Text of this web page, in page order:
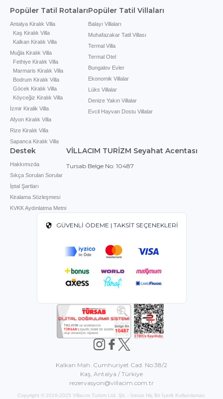
Popüler Tatil Rotaları
Antalya Kiralık Villa
Kaş Kiralık Villa
Kalkan Kiralık Villa
Muğla Kiralık Villa
Fethiye Kiralık Villa
Marmaris Kiralık Villa
Bodrum Kiralık Villa
Göcek Kiralık Villa
Köyceğiz Kiralık Villa
İzmir Kiralik Villa
Afyon Kiralık Villa
Rize Kiralık Villa
Sapanca Kiralık Villa
Popüler Tatil Villaları
Balayı Villaları
Muhafazakar Tatil Villası
Termal Villa
Termal Otel
Bungalov Evler
Ekonomik Villalar
Lüks Villalar
Denize Yakın Villalar
Evcil Hayvan Dostu Villalar
Destek
Hakkımızda
Sıkça Sorulan Sorular
İptal Şartları
Kiralama Sözleşmesi
KVKK Aydınlatma Metni
VİLLACIM TURİZM Seyahat Acentası
Tursab Belge No: 10487
GÜVENLİ ÖDEME | TAKSİT SEÇENEKLERİ
Kalkan Mah. Cumhuriyet Cad. No:38/2
Kaş, Antalya / Türkiye
rezervasyon@villacim.com.tr
Copyright © 2016-2025 Villacım Turizm Ltd. Şti. - İzinsiz Hiç Bir İçerik Kullanılamaz.